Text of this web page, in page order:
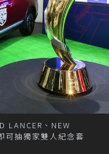
LANCER、NEW
可抽獨家雙人紀念套